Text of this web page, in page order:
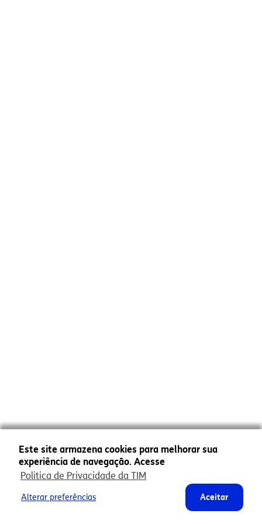
Este site armazena cookies para melhorar sua
experiência de navegação. Acesse
Politica de Privacidade da TIM
Aceitar
Alterar preferências